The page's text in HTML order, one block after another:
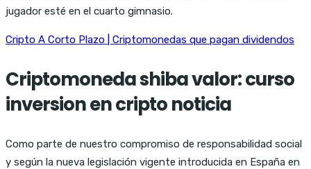
jugador esté en el cuarto gimnasio.
Cripto A Corto Plazo | Criptomonedas que pagan dividendos
Criptomoneda shiba valor: curso
inversion en cripto noticia
Como parte de nuestro compromiso de responsabilidad social
y según la nueva legislación vigente introducida en España en